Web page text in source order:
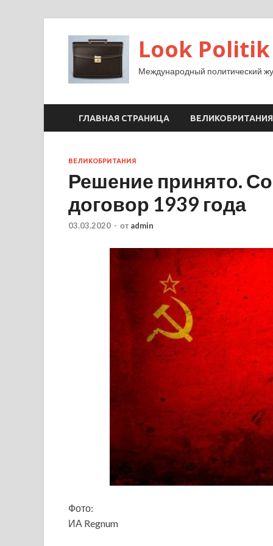
Look Politik
Международный политический
ГЛАВНАЯ СТРАНИЦА ВЕЛИКОБРИТАНИЯ
ВЕЛИКОБРИТАНИЯ
Решение принято.
договор 1939 года
03.03.2020 - от admin
Фото:
ИА Regnum